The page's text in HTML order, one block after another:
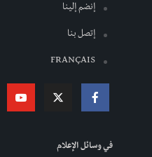
إنضم إلينا
إتصل بنا
FRANÇAIS
في وسائل الإعلام